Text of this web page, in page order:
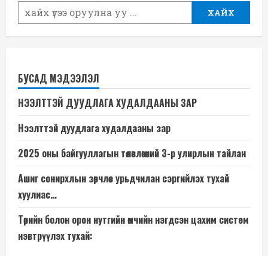
ХАЙХ
БУСАД МЭДЭЭЛЭЛ
НЭЭЛТТЭЙ ДУУДЛАГА ХУДАЛДААНЫ ЗАР
Нээлттэй дуудлага худалдааны зар
2025 оны байгууллагын төлөвлөгөөний 3-р улирлын тайлан
Ашиг сонирхлын зөрчлөөс урьдчилан сэргийлэх тухай
хуулиас…
Төрийн болон орон нутгийн өмчийн нэгдсэн цахим систем
нэвтрүүлэх тухай: